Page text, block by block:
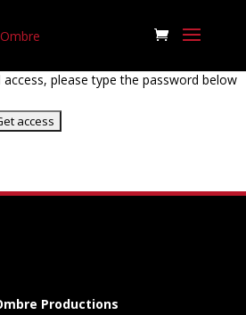
please type the password below
Productions